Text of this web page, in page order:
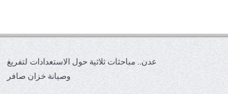
عدن.. مباحثات ثلاثية حول الاستعدادات لتفريغ
وصيانة خزان صافر